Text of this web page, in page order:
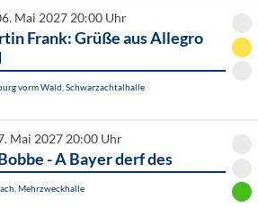
Mai 2027 20:00 Uhr
Frank: Grüße aus Allegro
vorm Wald, Schwarzachtalhalle
Mai 2027 20:00 Uhr
- A Bayer derf des
Mehrzweckhalle